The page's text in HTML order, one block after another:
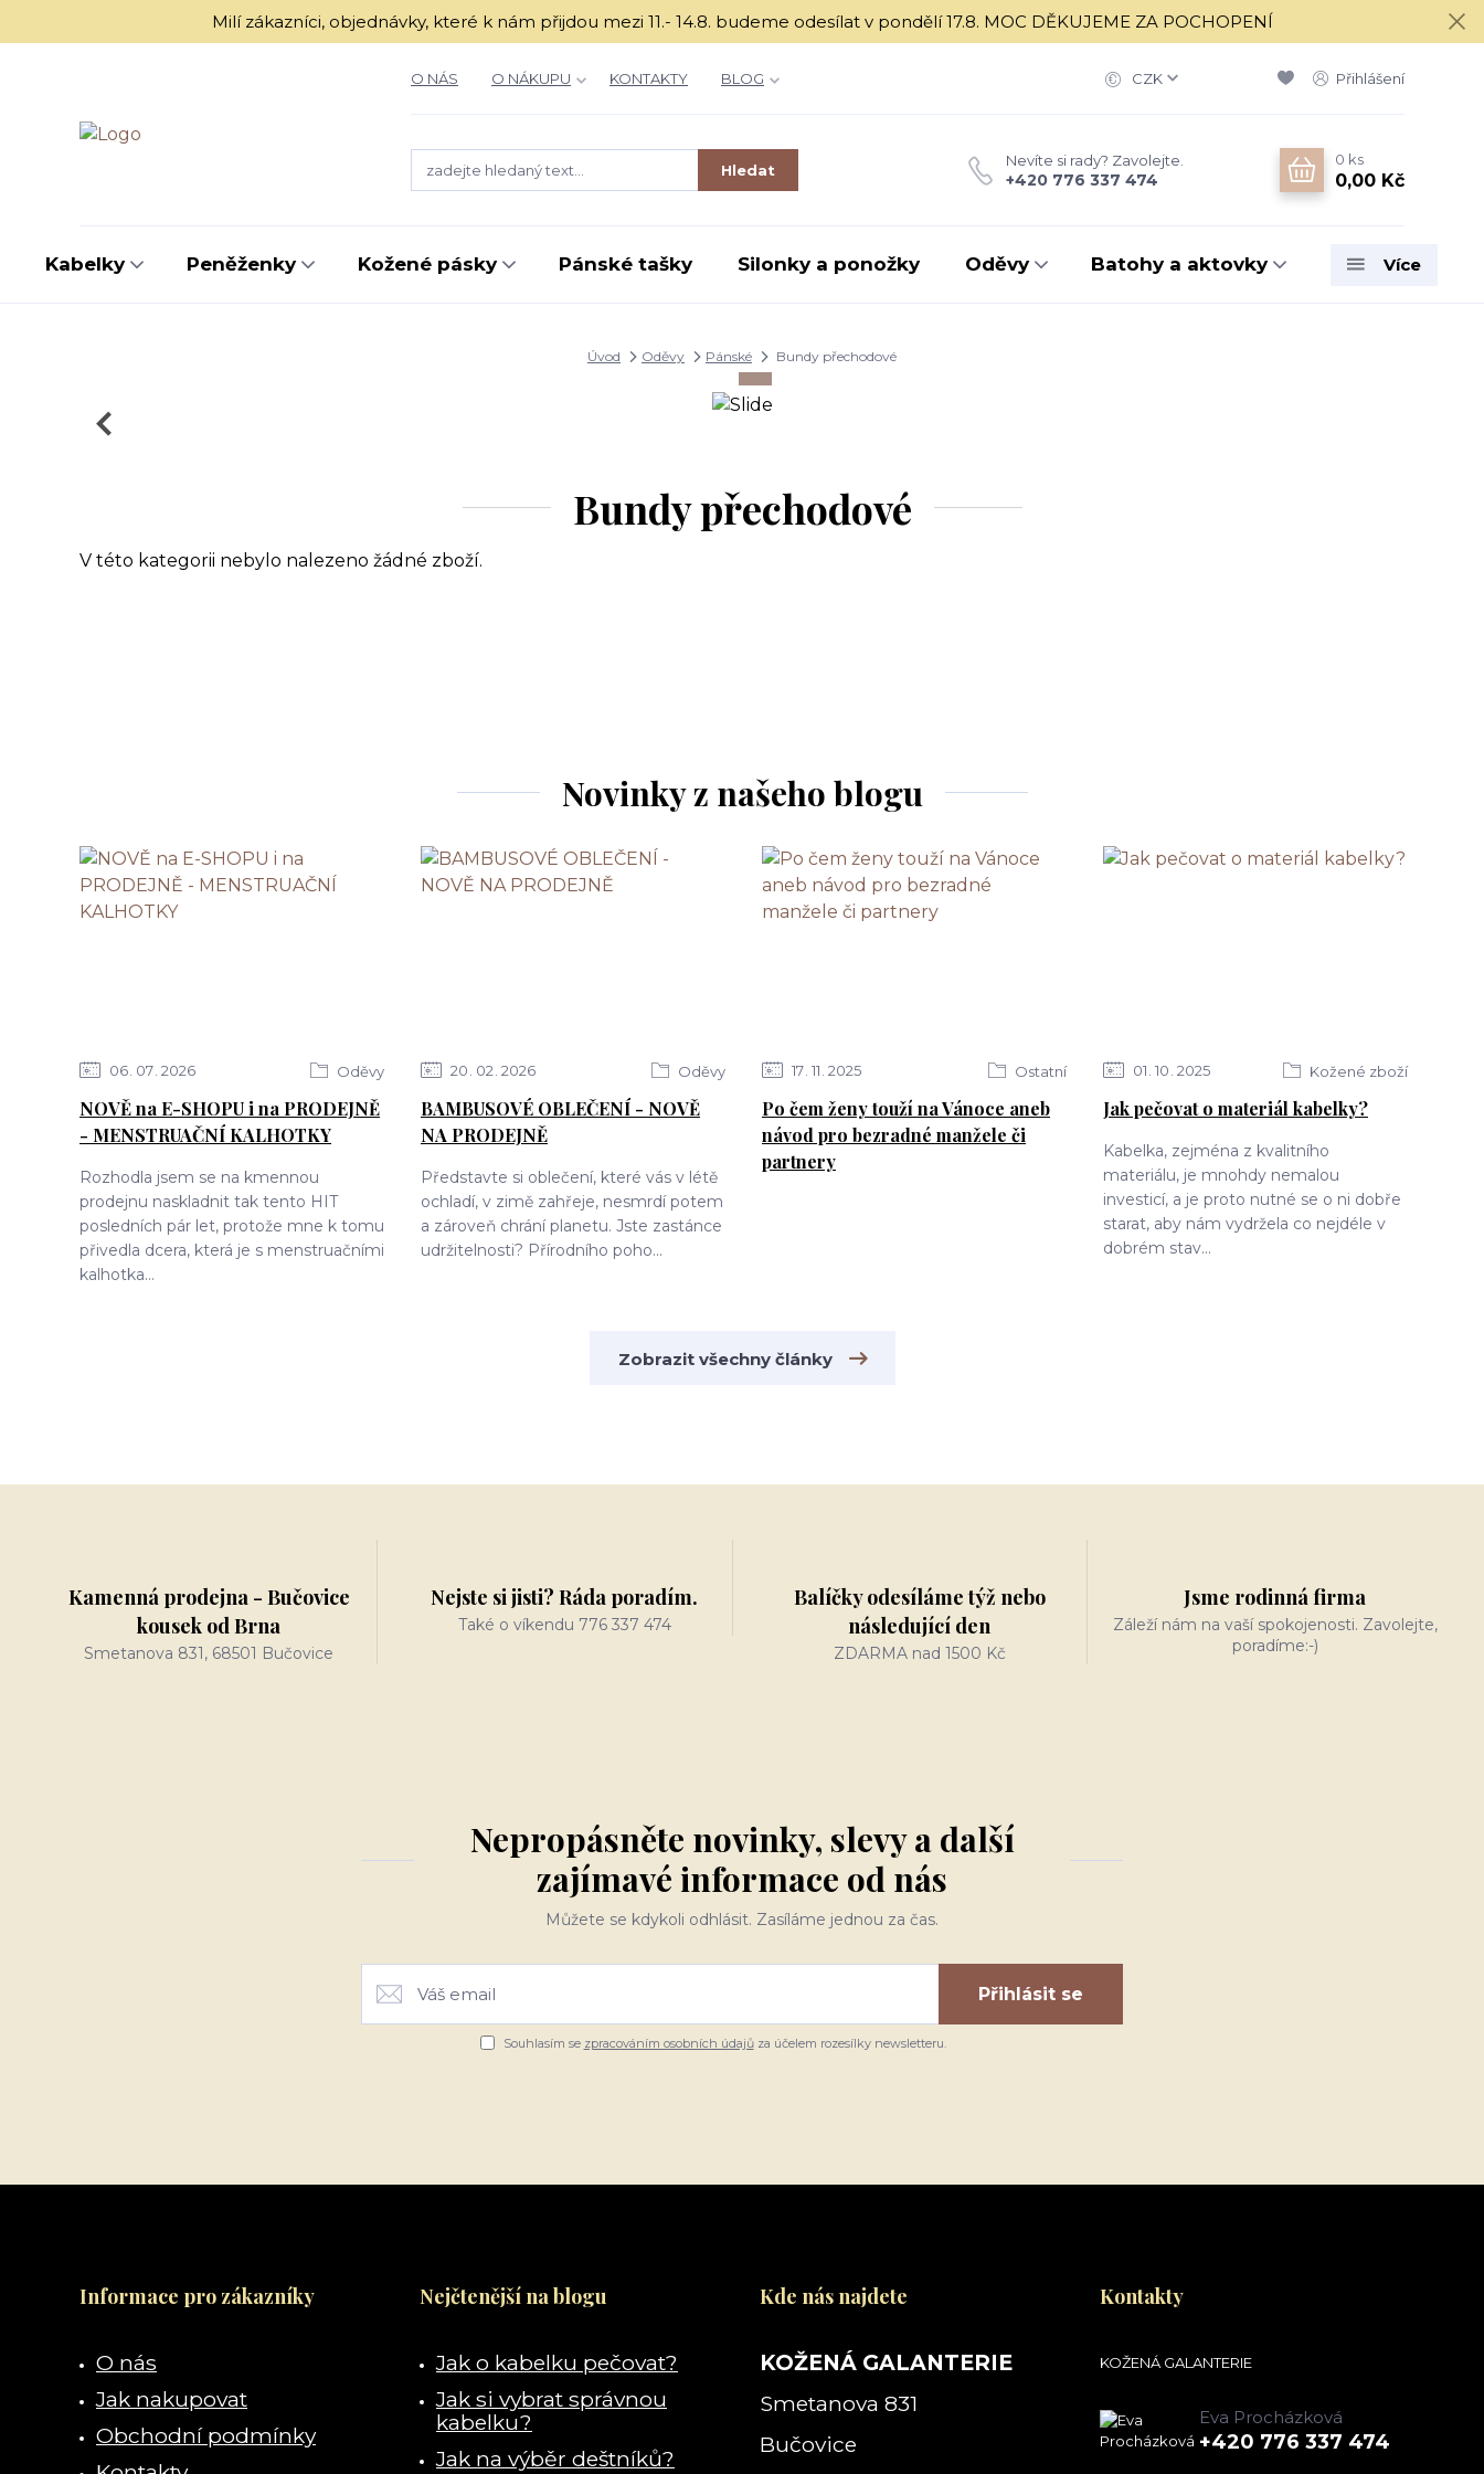
Milí zákazníci, objednávky, které k nám přijdou mezi 11.- 14.8. budeme odesílat v pondělí 17.8. MOC DĚKUJEME ZA POCHOPENÍ
O NÁS O NÁKUPU KONTAKTY BLOG CZK Přihlášení
Hledat
Nevíte si rady? Zavolejte.
+420 776 337 474
0 ks
0,00 Kč
Kabelky Peněženky Kožené pásky Pánské tašky Silonky a ponožky Oděvy Batohy a aktovky Více
Úvod Oděvy Pánské Bundy přechodové
Bundy přechodové
V této kategorii nebylo nalezeno žádné zboží.
Novinky z našeho blogu
06 07 2026 Oděvy
NOVĚ na E-SHOPU i na PRODEJNĚ
- MENSTRUAČNÍ KALHOTKY
Rozhodla jsem se na kmennou
prodejnu naskladnit tak tento HIT
posledních pár let, protože mne k tomu
přivedla dcera, která je s menstruačními
kalhotka...
20 02 2026 Oděvy
BAMBUSOVÉ OBLEČENÍ - NOVĚ
NA PRODEJNĚ
Představte si oblečení, které vás v létě
ochladí, v zimě zahřeje, nesmrdí potem
a zároveň chrání planetu. Jste zastánce
udržitelnosti? Přírodního poho...
17 11 2025 Ostatní
Po čem ženy touží na Vánoce aneb
návod pro bezradné manžele či
partnery
01 10 2025 Kožené zboží
Jak pečovat o materiál kabelky?
Kabelka, zejména z kvalitního
materiálu, je mnohdy nemalou
investicí, a je proto nutné se o ni dobře
starat, aby nám vydržela co nejdéle v
dobrém stav...
Zobrazit všechny články
Kamenná prodejna - Bučovice
kousek od Brna
Smetanova 831, 68501 Bučovice
Nejste si jisti? Ráda poradím.
Také o víkendu 776 337 474
Balíčky odesíláme týž nebo
následující den
ZDARMA nad 1500 Kč
Jsme rodinná firma
Záleží nám na vaší spokojenosti. Zavolejte,
poradíme:-)
Nepropásněte novinky, slevy a další
zajímavé informace od nás
Můžete se kdykoli odhlásit. Zasíláme jednou za čas.
Přihlásit se
Souhlasím se zpracováním osobních údajůza účelem rozesílky newsletteru.
Informace pro zákazníky
O nás
Jak nakupovat
Obchodní podmínky
Nejčtenější na blogu
Jak o kabelku pečovat?
Jak si vybrat správnou
kabelku?
Jak na výběr deštníků?
Kde nás najdete
KOŽENÁ GALANTERIE
Smetanova 831
Bučovice
Kontakty
KOŽENÁ GALANTERIE
Eva Procházková
+420 776 337 474